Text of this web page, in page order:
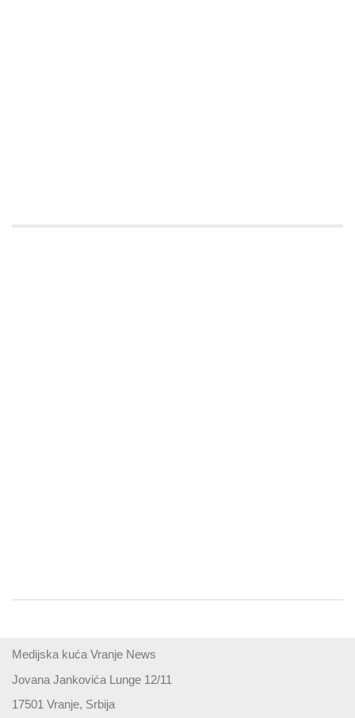
Medijska kuća Vranje News
Jovana Jankovića Lunge 12/11
17501 Vranje, Srbija